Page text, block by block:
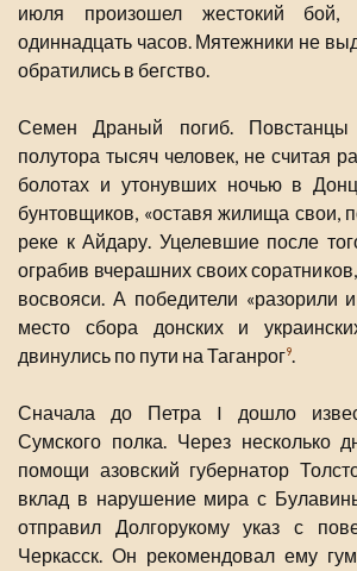
июля произошел жестокий бой,
одиннадцать часов. Мятежники не
обратились в бегство.
Семен Драный погиб. Повстанцы
полутора тысяч человек, не считая
болотах и утонувших ночью в
бунтовщиков, «оставя жилища свои,
реке к Айдару. Уцелевшие после
ограбив вчерашних своих
восвояси. А победители «разорили
место сбора донских и
двинулись по пути на Таганрог9.
Сначала до Петра I дошло
Сумского полка. Через несколько
помощи азовский губернатор
вклад в нарушение мира с
отправил Долгорукому указ с
Черкасск. Он рекомендовал ему